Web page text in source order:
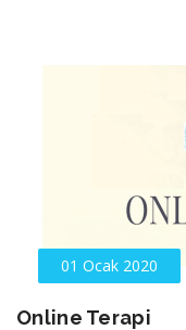
01 Ocak 2020
Online Terapi